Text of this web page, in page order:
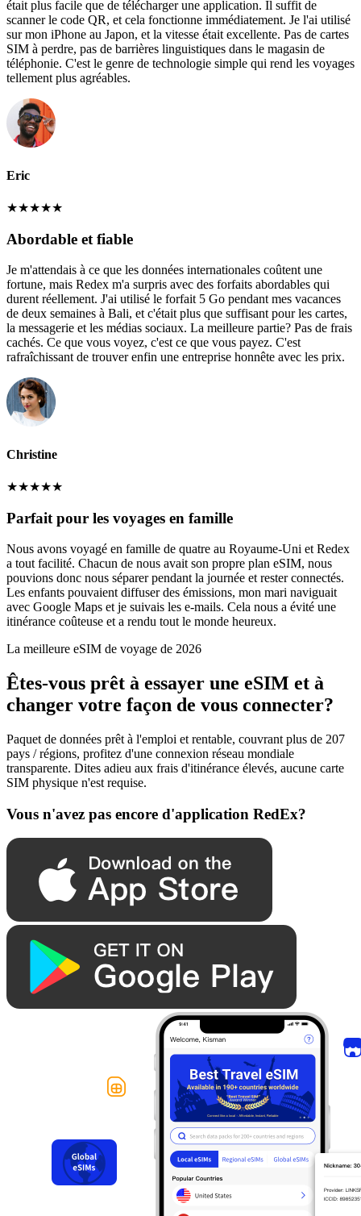
était plus facile que de télécharger une application. Il suffit de
scanner le code QR, et cela fonctionne immédiatement. Je l'ai utilisé
sur mon iPhone au Japon, et la vitesse était excellente. Pas de cartes
SIM à perdre, pas de barrières linguistiques dans le magasin de
téléphonie. C'est le genre de technologie simple qui rend les voyages
tellement plus agréables.
Eric
★★★★★
Abordable et fiable
Je m'attendais à ce que les données internationales coûtent une
fortune, mais Redex m'a surpris avec des forfaits abordables qui
durent réellement. J'ai utilisé le forfait 5 Go pendant mes vacances
de deux semaines à Bali, et c'était plus que suffisant pour les cartes,
la messagerie et les médias sociaux. La meilleure partie? Pas de frais
cachés. Ce que vous voyez, c'est ce que vous payez. C'est
rafraîchissant de trouver enfin une entreprise honnête avec les prix.
Christine
★★★★★
Parfait pour les voyages en famille
Nous avons voyagé en famille de quatre au Royaume-Uni et Redex
a tout facilité. Chacun de nous avait son propre plan eSIM, nous
pouvions donc nous séparer pendant la journée et rester connectés.
Les enfants pouvaient diffuser des émissions, mon mari naviguait
avec Google Maps et je suivais les e-mails. Cela nous a évité une
itinérance coûteuse et a rendu tout le monde heureux.
La meilleure eSIM de voyage de 2026
Êtes-vous prêt à essayer une eSIM et à
changer votre façon de vous connecter?
Paquet de données prêt à l'emploi et rentable, couvrant plus de 207
pays / régions, profitez d'une connexion réseau mondiale
transparente. Dites adieu aux frais d'itinérance élevés, aucune carte
SIM physique n'est requise.
Vous n'avez pas encore d'application RedEx?